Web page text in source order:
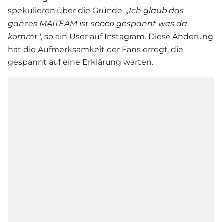
spekulieren über die Gründe. „Ich glaub das
ganzes MAITEAM ist soooo gespannt was da
kommt", so ein User auf Instagram. Diese Änderung
hat die Aufmerksamkeit der Fans erregt, die
gespannt auf eine Erklärung warten.